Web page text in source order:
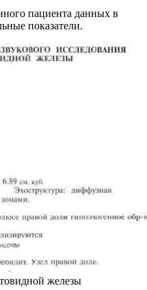
пациента данных в
показатели.
железы